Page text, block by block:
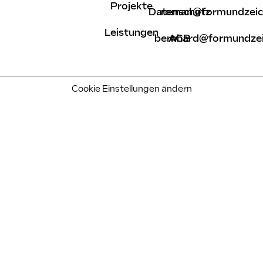
Projekte
Leistungen
Datenschutz
AGB
Cookie Einstellungen ändern